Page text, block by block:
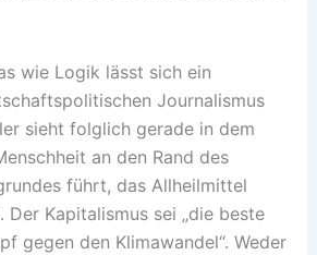
wie Logik lässt sich ein
Journalismus
sieht folglich gerade in dem
an den Rand des
führt, das Allheilmittel
Der Kapitalismus sei „die beste
gegen den Klimawandel“. Weder